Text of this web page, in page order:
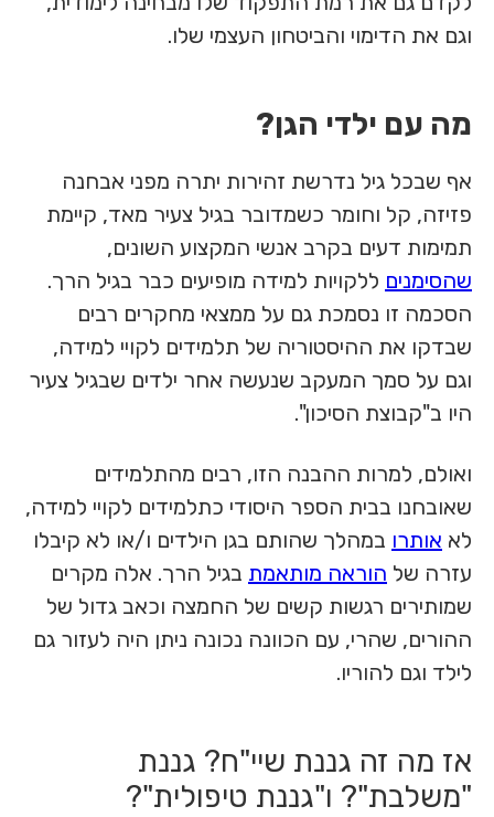
וגם את הדימוי והביטחון העצמי שלו.
מה עם ילדי הגן?
אף שבכל גיל נדרשת זהירות יתרה מפני אבחנה
פזיזה, קל וחומר כשמדובר בגיל צעיר מאד, קיימת
תמימות דעים בקרב אנשי המקצוע השונים,
שהסימנים ללקויות למידה מופיעים כבר בגיל הרך.
הסכמה זו נסמכת גם על ממצאי מחקרים רבים
שבדקו את ההיסטוריה של תלמידים לקויי למידה,
וגם על סמך המעקב שנעשה אחר ילדים שבגיל צעיר
היו ב"קבוצת הסיכון".
ואולם, למרות ההבנה הזו, רבים מהתלמידים
שאובחנו בבית הספר היסודי כתלמידים לקויי למידה,
לא אותרו במהלך שהותם בגן הילדים ו/או לא קיבלו
עזרה של הוראה מותאמת בגיל הרך. אלה מקרים
שמותירים רגשות קשים של החמצה וכאב גדול של
ההורים, שהרי, עם הכוונה נכונה ניתן היה לעזור גם
לילד וגם להוריו.
אז מה זה גננת שיי"ח? גננת
"משלבת"? ו"גננת טיפולית"?